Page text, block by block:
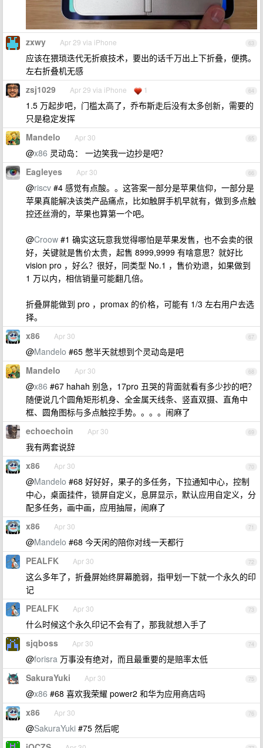
63
zxwy Apr 29 via iPhone
应该在猥琐迭代无折痕技术，要出的话千万出上下折叠，便携。
左右折叠机无感
64
zsj1029 Apr 29 via iPhone 1
1.5 万起步吧，门槛太高了，乔布斯走后没有太多创新，需要的
只是稳定发挥
65
Mandelo Apr 30
@x86 灵动岛： 一边笑我一边抄是吧？
66
Eagleyes Apr 30
@riscv #4 感觉有点酸。。这答案一部分是苹果信仰，一部分是
苹果真能解决该类产品痛点，比如触屏手机早就有，做到多点触
控还丝滑的，苹果也算第一个吧。
@Croow #1 确实这玩意我觉得哪怕是苹果发售，也不会卖的很
好，关键就是售价太贵，起售 8999,9999 有啥意思？就好比
vision pro ，好么？很好，同类型 No.1 ，售价劝退，如果做到
1 万以内，相信销量可能翻几倍。
折叠屏能做到 pro ，promax 的价格，可能有 1/3 左右用户去选
择。
67
x86 Apr 30
@Mandelo #65 憋半天就想到个灵动岛是吧
68
Mandelo Apr 30
@x86 #67 hahah 别急，17pro 丑哭的背面就看有多少抄的吧？
随便说几个圆角矩形机身、全金属天线条、竖直双摄、直角中
框、圆角图标与多点触控手势。。。。闹麻了
69
echoechoin Apr 30
我有两套说辞
70
x86 Apr 30
@Mandelo #68 好好好，果子的多任务，下拉通知中心，控制
中心，桌面挂件，锁屏自定义，息屏显示，默认应用自定义，分
配多任务，画中画，应用抽屉，闹麻了
71
x86 Apr 30
@Mandelo #68 今天闲的陪你对线一天都行
72
PEALFK Apr 30
这么多年了，折叠屏始终屏幕脆弱，指甲划一下就一个永久的印
记
73
PEALFK Apr 30
什么时候这个永久印记不会有了，那我就想入手了
74
sjqboss Apr 30
@forisra 万事没有绝对，而且最重要的是赔率太低
75
SakuraYuki Apr 30
@x86 #68 喜欢我荣耀 power2 和华为应用商店吗
76
x86 Apr 30
@SakuraYuki #75 然后呢